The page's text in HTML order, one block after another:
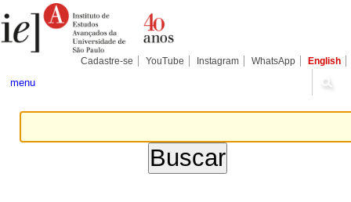
para
conteúdo.
Pessoais
Cadastre-se YouTube Instagram WhatsApp English
menu